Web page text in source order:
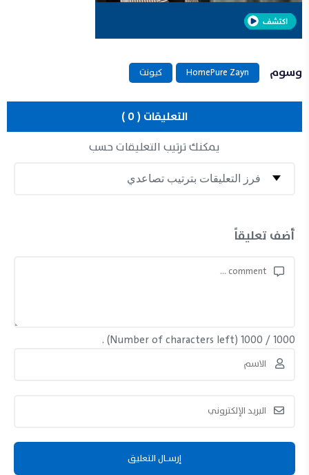
وسوم HomePure Zayn كيونت
التعليقات ( 0 )
يمكنك ترتيب التعليقات حسب
أضف تعليقاً
1000
/
1000
(Number of characters left) .